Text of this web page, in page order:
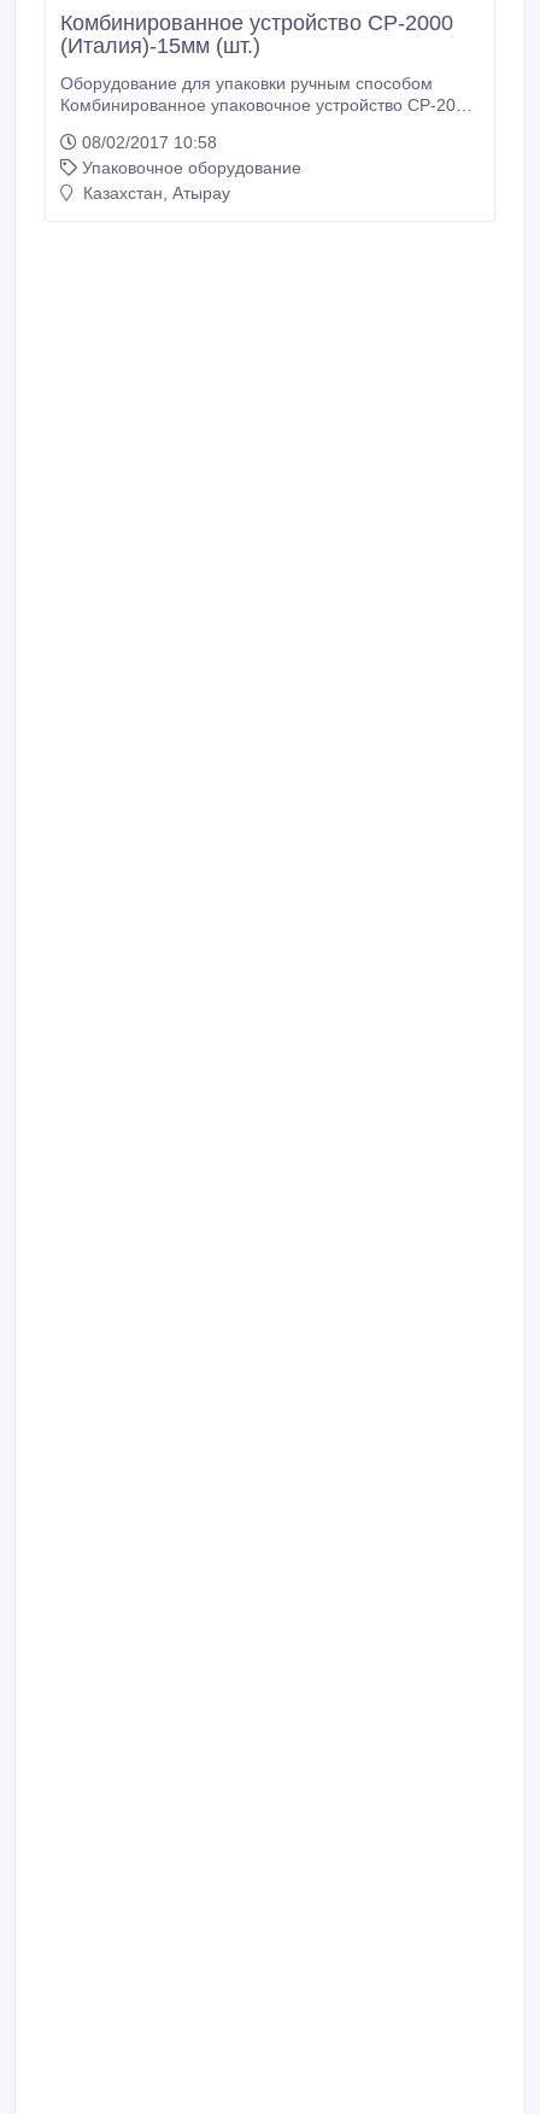
Комбинированное устройство СР-2000
(Италия)-15мм (шт.)
Оборудование для упаковки ручным способом
Комбинированное упаковочное устройство CP-2000
натяжения и закрепления с помощью скрепы (скоб)
полипропиленовых лент. Возможности СР-2000
предполагают использование в работе упаковочных
08/02/2017 10:58
Упаковочное оборудование
Казахстан, Атырау